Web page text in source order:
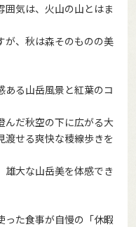
気は、火山の山とはま
が、秋は森そのものの美
ある山岳風景と紅葉のコ
んだ秋空の下に広がる大
渡せる爽快な稜線歩きを
雄大な山岳美を体感でき
った食事が自慢の「休暇